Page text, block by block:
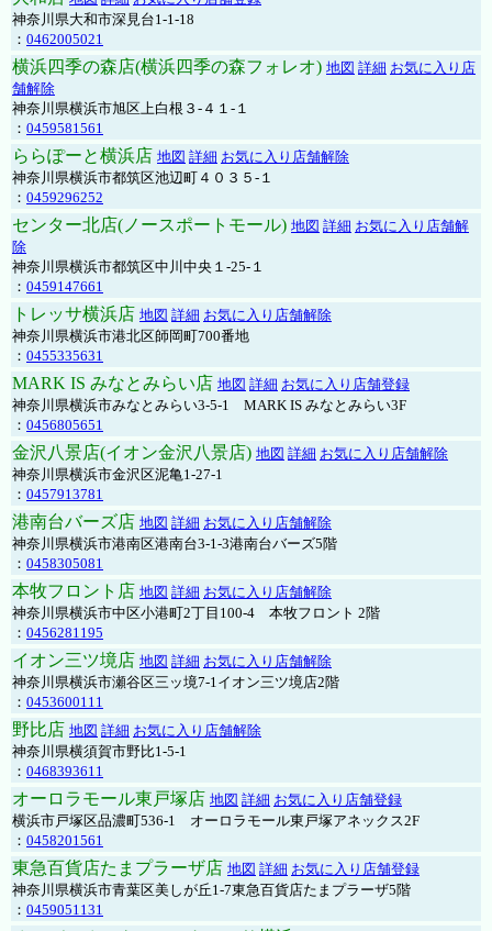
神奈川県大和市深見台1-1-18
： 0462005021
横浜四季の森店(横浜四季の森フォレオ) 地図 詳細 お気に入り店
舗解除
神奈川県横浜市旭区上白根３-４１-１
： 0459581561
ららぽーと横浜店 地図 詳細 お気に入り店舗解除
神奈川県横浜市都筑区池辺町４０３５-１
： 0459296252
センター北店(ノースポートモール) 地図 詳細 お気に入り店舗解
除
神奈川県横浜市都筑区中川中央１-25-１
： 0459147661
トレッサ横浜店 地図 詳細 お気に入り店舗解除
神奈川県横浜市港北区師岡町700番地
： 0455335631
MARK IS みなとみらい店 地図 詳細 お気に入り店舗登録
神奈川県横浜市みなとみらい3-5-1 MARK IS みなとみらい3F
： 0456805651
金沢八景店(イオン金沢八景店) 地図 詳細 お気に入り店舗解除
神奈川県横浜市金沢区泥亀1-27-1
： 0457913781
港南台バーズ店 地図 詳細 お気に入り店舗解除
神奈川県横浜市港南区港南台3-1-3港南台バーズ5階
： 0458305081
本牧フロント店 地図 詳細 お気に入り店舗解除
神奈川県横浜市中区小港町2丁目100-4 本牧フロント 2階
： 0456281195
イオン三ツ境店 地図 詳細 お気に入り店舗解除
神奈川県横浜市瀬谷区三ッ境7-1イオン三ツ境店2階
： 0453600111
野比店 地図 詳細 お気に入り店舗解除
神奈川県横須賀市野比1-5-1
： 0468393611
オーロラモール東戸塚店 地図 詳細 お気に入り店舗登録
横浜市戸塚区品濃町536-1 オーロラモール東戸塚アネックス2F
： 0458201561
東急百貨店たまプラーザ店 地図 詳細 お気に入り店舗登録
神奈川県横浜市青葉区美しが丘1-7東急百貨店たまプラーザ5階
： 0459051131